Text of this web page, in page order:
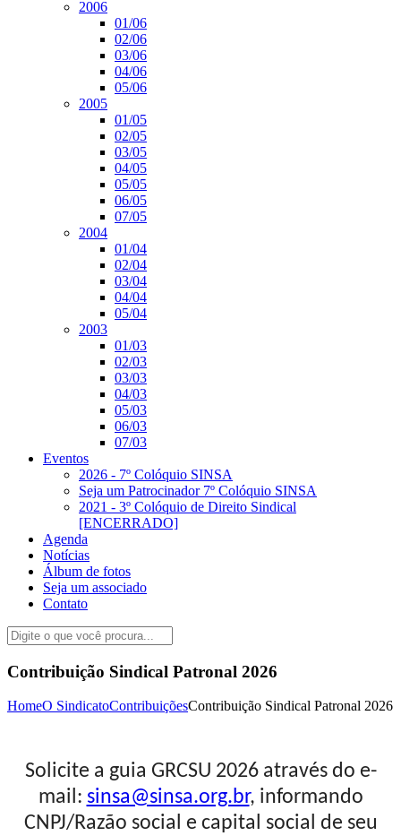
2006
01/06
02/06
03/06
04/06
05/06
2005
01/05
02/05
03/05
04/05
05/05
06/05
07/05
2004
01/04
02/04
03/04
04/04
05/04
2003
01/03
02/03
03/03
04/03
05/03
06/03
07/03
Eventos
2026 - 7º Colóquio SINSA
Seja um Patrocinador 7º Colóquio SINSA
2021 - 3º Colóquio de Direito Sindical
[ENCERRADO]
Agenda
Notícias
Álbum de fotos
Seja um associado
Contato
Contribuição Sindical Patronal 2026
HomeO SindicatoContribuiçõesContribuição Sindical Patronal 2026
Solicite a guia GRCSU 2026 através do e-
mail: sinsa@sinsa.org.br, informando
CNPJ/Razão social e capital social de seu